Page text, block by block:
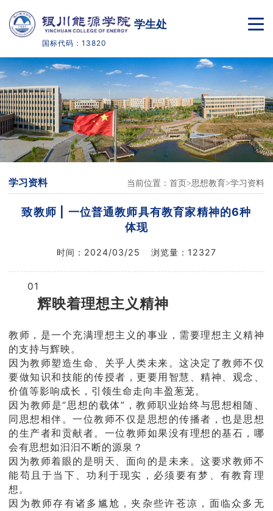
学生处
国标代码：13820
部门介绍
学籍管理
下载中心
学院官网
学习资料 当前位置： 首页 思想教育 学习资料
致教师 | 一位普通教师具有教育家精神的6种
体现
时间： 2024/03/25 浏览量： 12327
01
辉映着理想主义精神
教师，是一个充满理想主义的事业，需要理想主义精神
的支持与辉映。
因为教师塑造生命、关乎人类未来。这决定了教师不仅
要做知识和技能的传授者，更要用智慧、精神、观念、
价值等影响成长，引领生命走向丰盈葱茏。
因为教师是“思想的载体”，教师职业始终与思想相随、
同思想相伴。一位教师不仅是思想的传播者，也是思想
的生产者和贡献者。一位教师如果没有理想的基石，哪
会有思想如汩汩不断的源泉？
因为教师着眼的是明天、面向的是未来。这要求教师不
能苟且于当下、功利于现实，必须要有梦、有教育理
想。
因为教师存有诸多尴尬，夹杂些许苍凉，面临众多无